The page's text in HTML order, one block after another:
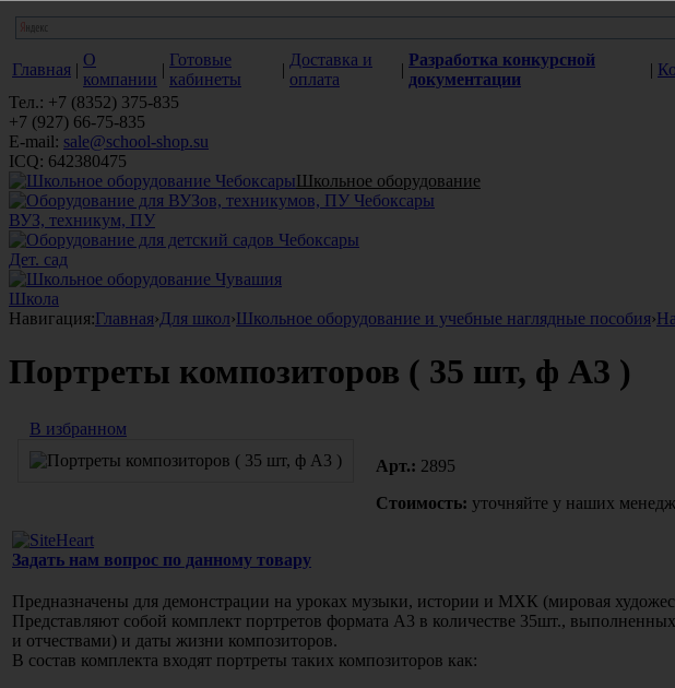
Главная |
О
компании
|
Готовые
кабинеты
|
Доставка и
оплата
|
Разработка конкурсной
документации
|
Тел.: +7 (8352) 375-835
+7 (927) 66-75-835
E-mail: sale@school-shop.su
ICQ: 642380475
Школьное оборудование
ВУЗ, техникум, ПУ
Дет. сад
Школа
Навигация:Главная›Для школ›Школьное оборудование и учебные наглядные пособия›
Портреты композиторов ( 35 шт, ф А3 )
В избранном
Арт.: 2895
Стоимость: уточняйте у наших
Задать нам вопрос по данному товару
Предназначены для демонстрации на уроках музыки, истории и МХК (мировая
Представляют собой комплект портретов формата А3 в количестве 35шт.,
и отчествами) и даты жизни композиторов.
В состав комплекта входят портреты таких композиторов как: